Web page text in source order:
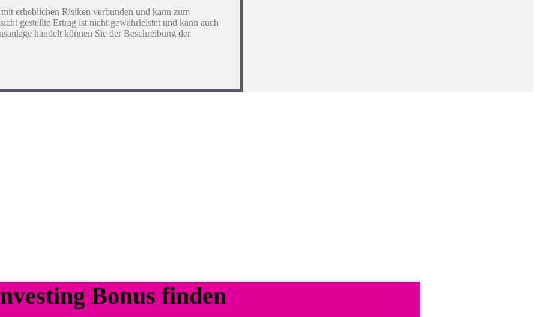
erheblichen Risiken verbunden und kann zum
gestellte Ertrag ist nicht gewährleistet und kann auch
handelt können Sie der Beschreibung der
Bonus finden